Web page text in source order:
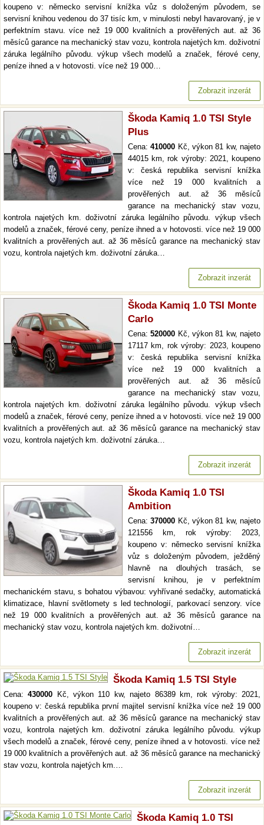
koupeno v: německo servisní knížka vůz s doloženým původem, se
servisní knihou vedenou do 37 tisíc km, v minulosti nebyl havarovaný, je v
perfektním stavu. více než 19 000 kvalitních a prověřených aut. až 36
měsíců garance na mechanický stav vozu, kontrola najetých km. doživotní
záruka legálního původu. výkup všech modelů a značek, férové ceny,
peníze ihned a v hotovosti. více než 19 000…
Zobrazit inzerát
Škoda Kamiq 1.0 TSI Style
Plus
Cena:410000 Kč, výkon 81 kw, najeto
44015 km, rok výroby: 2021, koupeno
v: česká republika servisní knížka
více než 19 000 kvalitních a
prověřených aut. až 36 měsíců
garance na mechanický stav vozu,
kontrola najetých km. doživotní záruka legálního původu. výkup všech
modelů a značek, férové ceny, peníze ihned a v hotovosti. více než 19 000
kvalitních a prověřených aut. až 36 měsíců garance na mechanický stav
vozu, kontrola najetých km. doživotní záruka…
Zobrazit inzerát
Škoda Kamiq 1.0 TSI Monte
Carlo
Cena:520000 Kč, výkon 81 kw, najeto
17117 km, rok výroby: 2023, koupeno
v: česká republika servisní knížka
více než 19 000 kvalitních a
prověřených aut. až 36 měsíců
garance na mechanický stav vozu,
kontrola najetých km. doživotní záruka legálního původu. výkup všech
modelů a značek, férové ceny, peníze ihned a v hotovosti. více než 19 000
kvalitních a prověřených aut. až 36 měsíců garance na mechanický stav
vozu, kontrola najetých km. doživotní záruka…
Zobrazit inzerát
Škoda Kamiq 1.0 TSI
Ambition
Cena:370000 Kč, výkon 81 kw, najeto
121556 km, rok výroby: 2023,
koupeno v: německo servisní knížka
vůz s doloženým původem, ježděný
hlavně na dlouhých trasách, se
servisní knihou, je v perfektním
mechanickém stavu, s bohatou výbavou: vyhřívané sedačky, automatická
klimatizace, hlavní světlomety s led technologií, parkovací senzory. více
než 19 000 kvalitních a prověřených aut. až 36 měsíců garance na
mechanický stav vozu, kontrola najetých km. doživotní…
Zobrazit inzerát
Škoda Kamiq 1.5 TSI Style
Cena:430000 Kč, výkon 110 kw, najeto 86389 km, rok výroby: 2021,
koupeno v: česká republika první majitel servisní knížka více než 19 000
kvalitních a prověřených aut. až 36 měsíců garance na mechanický stav
vozu, kontrola najetých km. doživotní záruka legálního původu. výkup
všech modelů a značek, férové ceny, peníze ihned a v hotovosti. více než
19 000 kvalitních a prověřených aut. až 36 měsíců garance na mechanický
stav vozu, kontrola najetých km.…
Zobrazit inzerát
Škoda Kamiq 1.0 TSI